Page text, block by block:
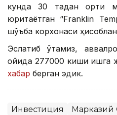
кунда 30 тадан ортиқ
юритаётган “Franklin
шўъба корхонаси
Эслатиб ўтамиз,
ойида 277000 киши ишга
хабар берган эдик.
Инвестиция Марказий